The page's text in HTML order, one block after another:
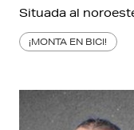
Situada al
¡MONTA EN BICI!